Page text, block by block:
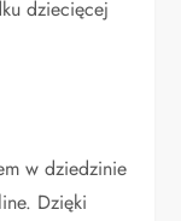
dziecięcej
w dziedzinie
Dzięki